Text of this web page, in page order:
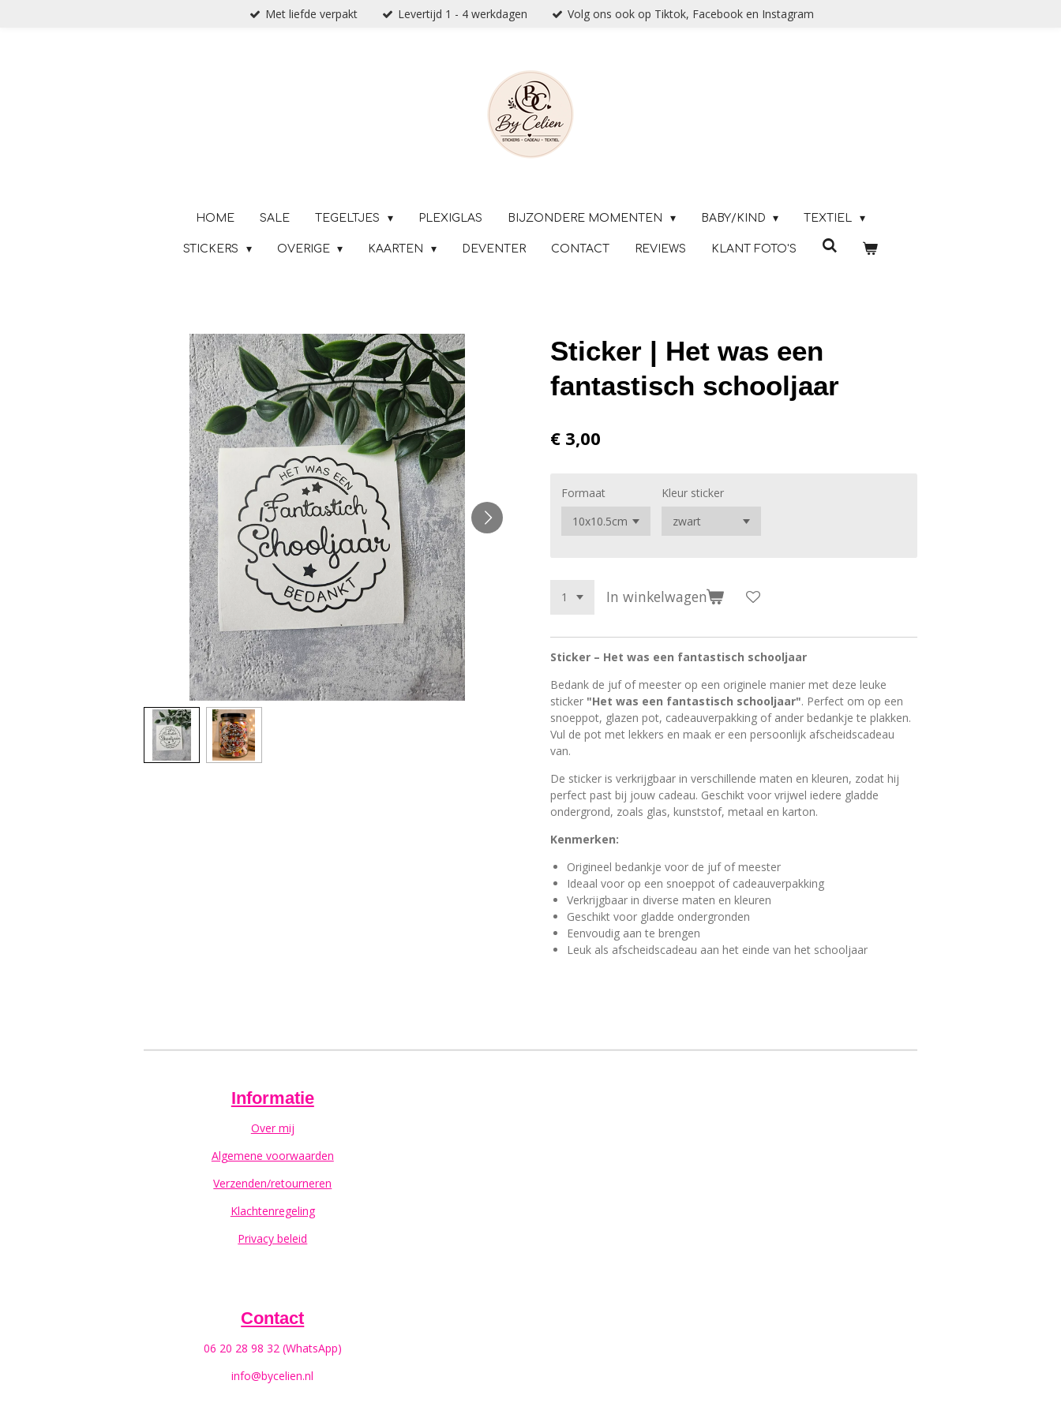
Met liefde verpakt Levertijd 1 - 4 werkdagen Volg ons ook op Tiktok, Facebook en Instagram
HOME SALE TEGELTJES PLEXIGLAS BIJZONDERE MOMENTEN BABY/KIND TEXTIEL
STICKERS OVERIGE KAARTEN DEVENTER CONTACT REVIEWS KLANT FOTO'S
Sticker | Het was een
fantastisch schooljaar
€ 3,00
Formaat Kleur sticker
In winkelwagen
Sticker – Het was een fantastisch schooljaar
Bedank de juf of meester op een originele manier met deze leuke
sticker "Het was een fantastisch schooljaar". Perfect om op een
snoeppot, glazen pot, cadeauverpakking of ander bedankje te plakken.
Vul de pot met lekkers en maak er een persoonlijk afscheidscadeau
van.
De sticker is verkrijgbaar in verschillende maten en kleuren, zodat hij
perfect past bij jouw cadeau. Geschikt voor vrijwel iedere gladde
ondergrond, zoals glas, kunststof, metaal en karton.
Kenmerken:
Origineel bedankje voor de juf of meester
Ideaal voor op een snoeppot of cadeauverpakking
Verkrijgbaar in diverse maten en kleuren
Geschikt voor gladde ondergronden
Eenvoudig aan te brengen
Leuk als afscheidscadeau aan het einde van het schooljaar
Informatie
Over mij
Algemene voorwaarden
Verzenden/retourneren
Klachtenregeling
Privacy beleid
Contact
06 20 28 98 32 (WhatsApp)
info@bycelien.nl